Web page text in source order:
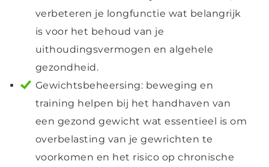
verbeteren je longfunctie wat belangrijk
is voor het behoud van je
uithoudingsvermogen en algehele
gezondheid.
Gewichtsbeheersing: beweging en
training helpen bij het handhaven van
een gezond gewicht wat essentieel is om
overbelasting van je gewrichten te
voorkomen en het risico op chronische